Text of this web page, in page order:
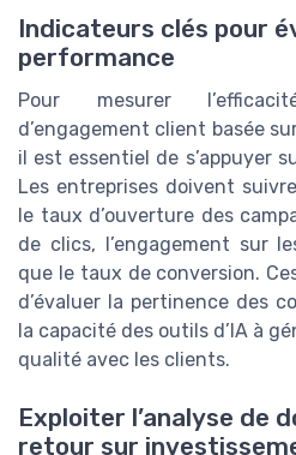
Indicateurs clés pour
performance
Pour mesurer
d’engagement client basée
il est essentiel de s’appuyer
Les entreprises doivent
le taux d’ouverture des
de clics, l’engagement sur
que le taux de conversion.
d’évaluer la pertinence des
la capacité des outils d’IA à
qualité avec les clients.
Exploiter l’analyse de
retour sur